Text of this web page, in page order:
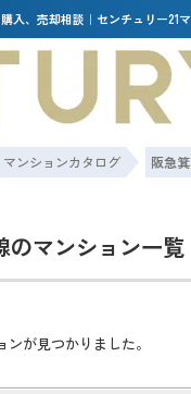
、売却相談｜センチュリー21
マンションカタログ 阪急
のマンション一覧
ンが見つかりました。